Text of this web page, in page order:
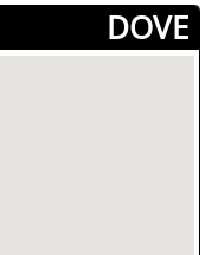
­DOVE